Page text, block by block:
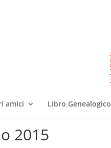
amici Libro Genealogico
2015